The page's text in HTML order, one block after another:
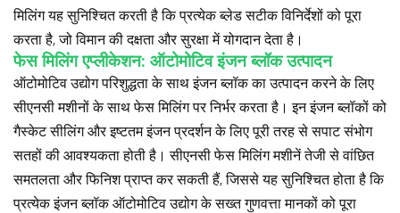
मिलिंग यह सुनिश्चित करती है कि प्रत्येक ब्लेड सटीक विनिर्देशों को पूरा
करता है, जो विमान की दक्षता और सुरक्षा में योगदान देता है।
फेस मिलिंग एप्लीकेशन: ऑटोमोटिव इंजन ब्लॉक उत्पादन
ऑटोमोटिव उद्योग परिशुद्धता के साथ इंजन ब्लॉक का उत्पादन करने के लिए
सीएनसी मशीनों के साथ फेस मिलिंग पर निर्भर करता है। इन इंजन ब्लॉकों को
गैस्केट सीलिंग और इष्टतम इंजन प्रदर्शन के लिए पूरी तरह से सपाट संभोग
सतहों की आवश्यकता होती है। सीएनसी फेस मिलिंग मशीनें तेजी से वांछित
समतलता और फिनिश प्राप्त कर सकती हैं, जिससे यह सुनिश्चित होता है कि
प्रत्येक इंजन ब्लॉक ऑटोमोटिव उद्योग के सख्त गुणवत्ता मानकों को पूरा